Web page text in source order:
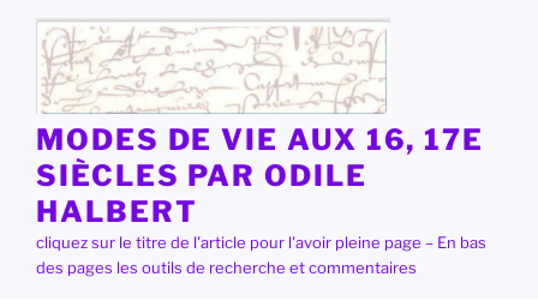
contenu
principal
MODES DE VIE AUX 16, 17E
SIÈCLES PAR ODILE
HALBERT
cliquez sur le titre de l'article pour l'avoir pleine page – En bas
des pages les outils de recherche et commentaires